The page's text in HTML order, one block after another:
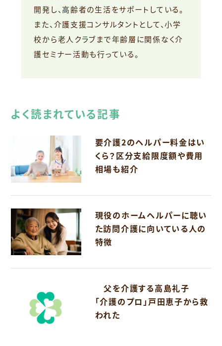
開発し、高齢者の生活をサポートしている。
また、介護支援コンサルタントとして、小学
校から老人クラブまで年齢層に関係なく介
護セミナー活動も行っている。
よく読まれている記事
要介護2のヘルパー料金はい
くら？区分支給限度額や費用
相場も紹介
現役のホームヘルパーに聴い
た訪問介護に向いている人の
特徴
父を介護する高島礼子
「介護のプロ」戸田恵子から救
われた